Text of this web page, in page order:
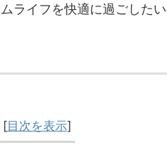
ライフを快適に過ごしたい
[目次を表示]